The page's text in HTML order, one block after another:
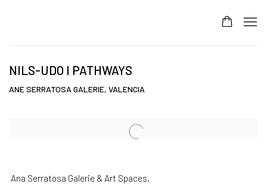
NILS-UDO I PATHWAYS
ANE SERRATOSA GALERIE, VALENCIA
Open a larger version of the following image in a popup:
Ana Serratosa Galerie & Art Spaces.